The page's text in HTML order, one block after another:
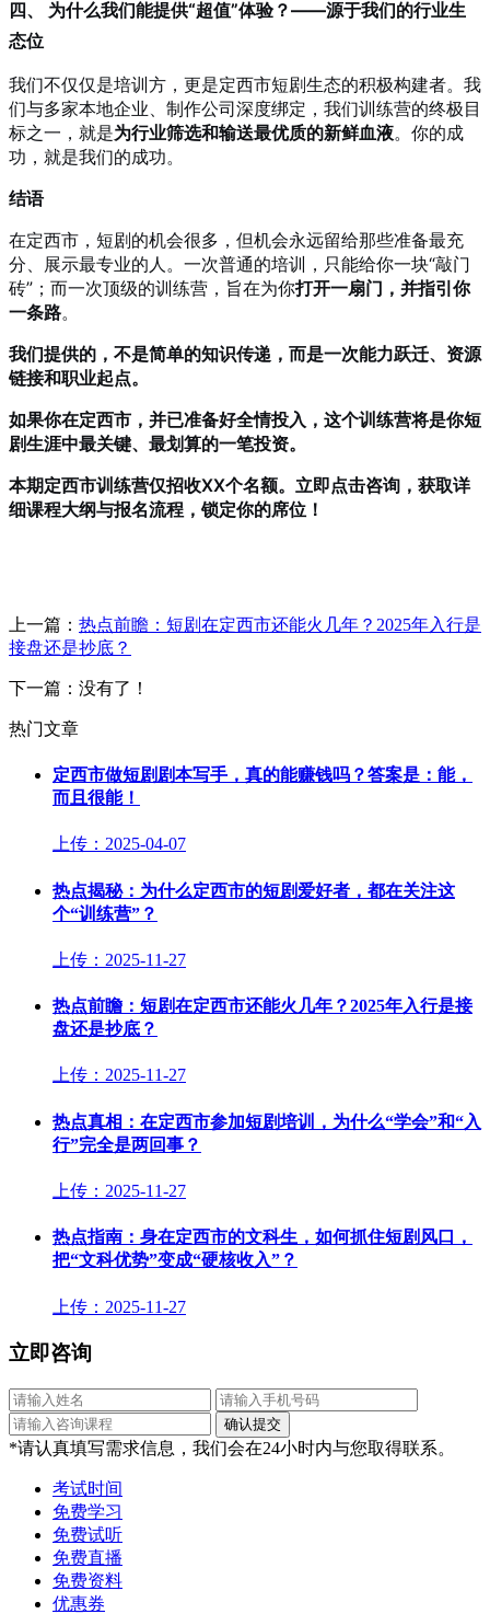
四、 为什么我们能提供“超值”体验？——源于我们的行业生
态位
我们不仅仅是培训方，更是定西市短剧生态的积极构建者。我
们与多家本地企业、制作公司深度绑定，我们训练营的终极目
标之一，就是为行业筛选和输送最优质的新鲜血液。你的成
功，就是我们的成功。
结语
在定西市，短剧的机会很多，但机会永远留给那些准备最充
分、展示最专业的人。一次普通的培训，只能给你一块“敲门
砖”；而一次顶级的训练营，旨在为你打开一扇门，并指引你
一条路。
我们提供的，不是简单的知识传递，而是一次能力跃迁、资源
链接和职业起点。
如果你在定西市，并已准备好全情投入，这个训练营将是你短
剧生涯中最关键、最划算的一笔投资。
本期定西市训练营仅招收XX个名额。立即点击咨询，获取详
细课程大纲与报名流程，锁定你的席位！
上一篇： 热点前瞻：短剧在定西市还能火几年？2025年入行是
接盘还是抄底？
下一篇：没有了！
热门文章
定西市做短剧剧本写手，真的能赚钱吗？答案是：能，
而且很能！
上传：2025-04-07
热点揭秘：为什么定西市的短剧爱好者，都在关注这
个“训练营”？
上传：2025-11-27
热点前瞻：短剧在定西市还能火几年？2025年入行是接
盘还是抄底？
上传：2025-11-27
热点真相：在定西市参加短剧培训，为什么“学会”和“入
行”完全是两回事？
上传：2025-11-27
热点指南：身在定西市的文科生，如何抓住短剧风口，
把“文科优势”变成“硬核收入”？
上传：2025-11-27
立即咨询
*请认真填写需求信息，我们会在24小时内与您取得联系。
考试时间
免费学习
免费试听
免费直播
免费资料
优惠券